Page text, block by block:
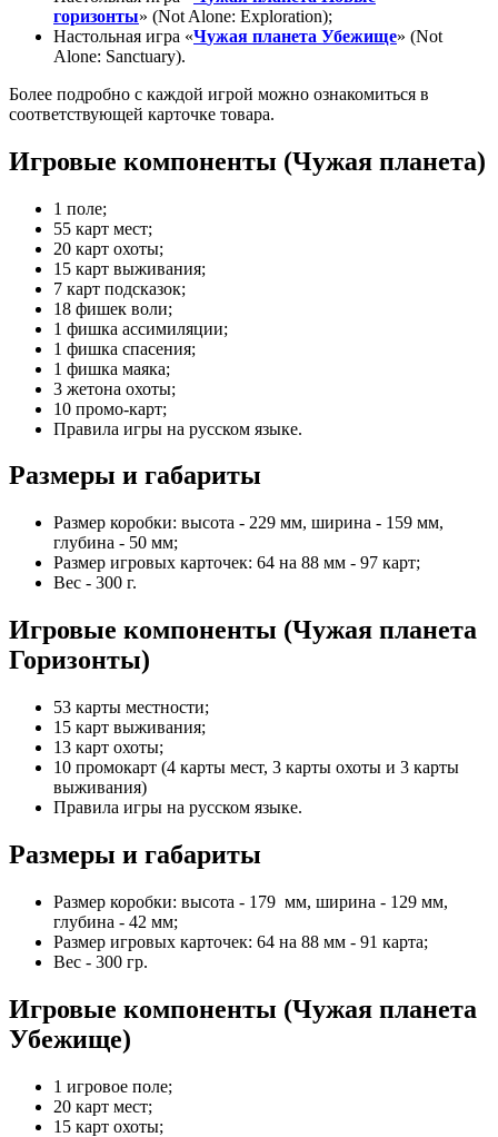
горизонты» (Not Alone: Exploration);
Настольная игра «Чужая планета Убежище» (Not
Alone: Sanctuary).
Более подробно с каждой игрой можно ознакомиться в
соответствующей карточке товара.
Игровые компоненты (Чужая планета)
1 поле;
55 карт мест;
20 карт охоты;
15 карт выживания;
7 карт подсказок;
18 фишек воли;
1 фишка ассимиляции;
1 фишка спасения;
1 фишка маяка;
3 жетона охоты;
10 промо-карт;
Правила игры на русском языке.
Размеры и габариты
Размер коробки: высота - 229 мм, ширина - 159 мм,
глубина - 50 мм;
Размер игровых карточек: 64 на 88 мм - 97 карт;
Вес - 300 г.
Игровые компоненты (Чужая планета
Горизонты)
53 карты местности;
15 карт выживания;
13 карт охоты;
10 промокарт (4 карты мест, 3 карты охоты и 3 карты
выживания)
Правила игры на русском языке.
Размеры и габариты
Размер коробки: высота - 179 мм, ширина - 129 мм,
глубина - 42 мм;
Размер игровых карточек: 64 на 88 мм - 91 карта;
Вес - 300 гр.
Игровые компоненты (Чужая планета
Убежище)
1 игровое поле;
20 карт мест;
15 карт охоты;